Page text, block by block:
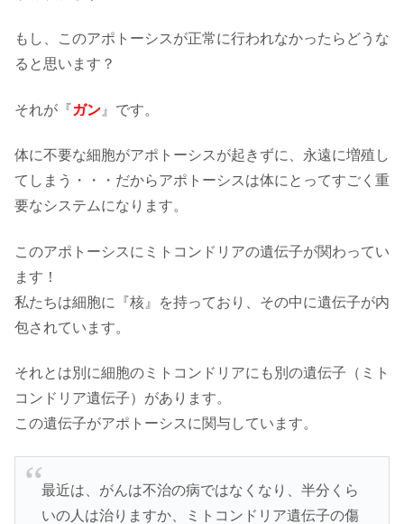
もし、このアポトーシスが正常に行われなかったらどうな
ると思います？
それが『ガン 』です。
体に不要な細胞がアポトーシスが起きずに、永遠に増殖し
てしまう・・・だからアポトーシスは体にとってすごく重
要なシステムになります。
このアポトーシスにミトコンドリアの遺伝子が関わってい
ます！
私たちは細胞に『核』を持っており、その中に遺伝子が内
包されています。
それとは別に細胞のミトコンドリアにも別の遺伝子（ミト
コンドリア遺伝子）があります。
この遺伝子がアポトーシスに関与しています。
最近は、がんは不治の病ではなくなり、半分くら
いの人は治りますか、ミトコンドリア遺伝子の傷